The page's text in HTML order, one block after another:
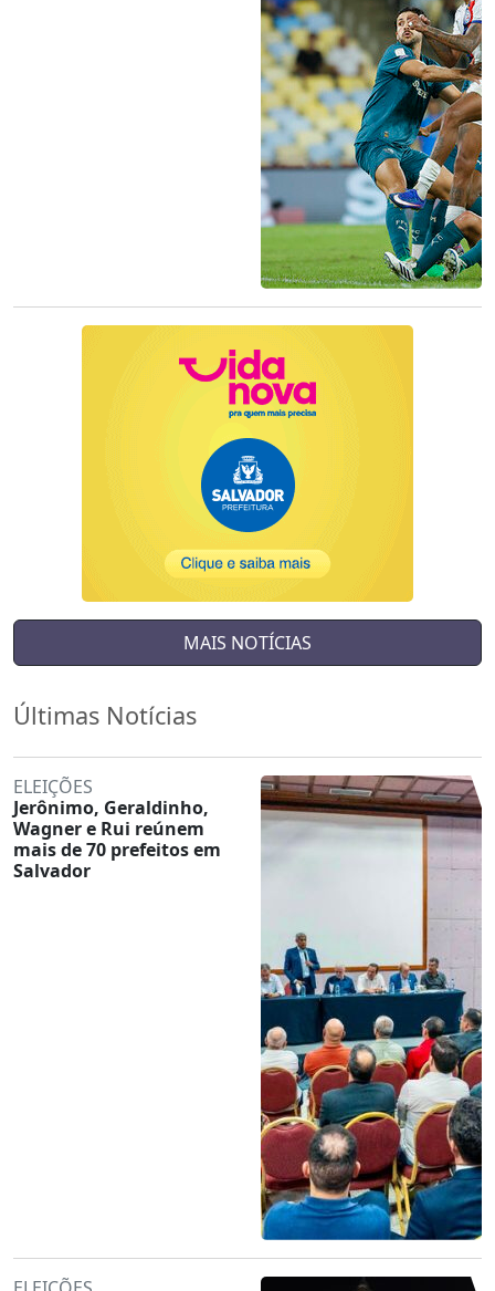
MAIS NOTÍCIAS
Últimas Notícias
ELEIÇÕES
Jerônimo, Geraldinho,
Wagner e Rui reúnem
mais de 70 prefeitos em
Salvador